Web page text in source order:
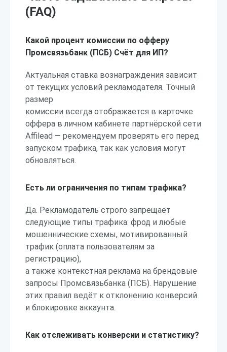
(FAQ)
Какой процент комиссии по офферу
Промсвязьбанк (ПСБ) Счёт для ИП?
Актуальная ставка вознаграждения зависит
от текущих условий рекламодателя. Точный
размер
комиссии всегда отображается в карточке
оффера в личном кабинете партнёрской сети
Affilead — рекомендуем проверять его перед
запуском трафика, так как условия могут
обновляться.
Есть ли ограничения по типам трафика?
Да. Рекламодатель строго запрещает
следующие типы трафика: фрод и любые
мошеннические схемы, мотивированный
трафик (оплата пользователям за
регистрацию),
а также контекстная реклама на брендовые
запросы Промсвязьбанка (ПСБ). Нарушение
этих правил ведёт к отклонению конверсий
и блокировке аккаунта.
Как отслеживать конверсии и статистику?